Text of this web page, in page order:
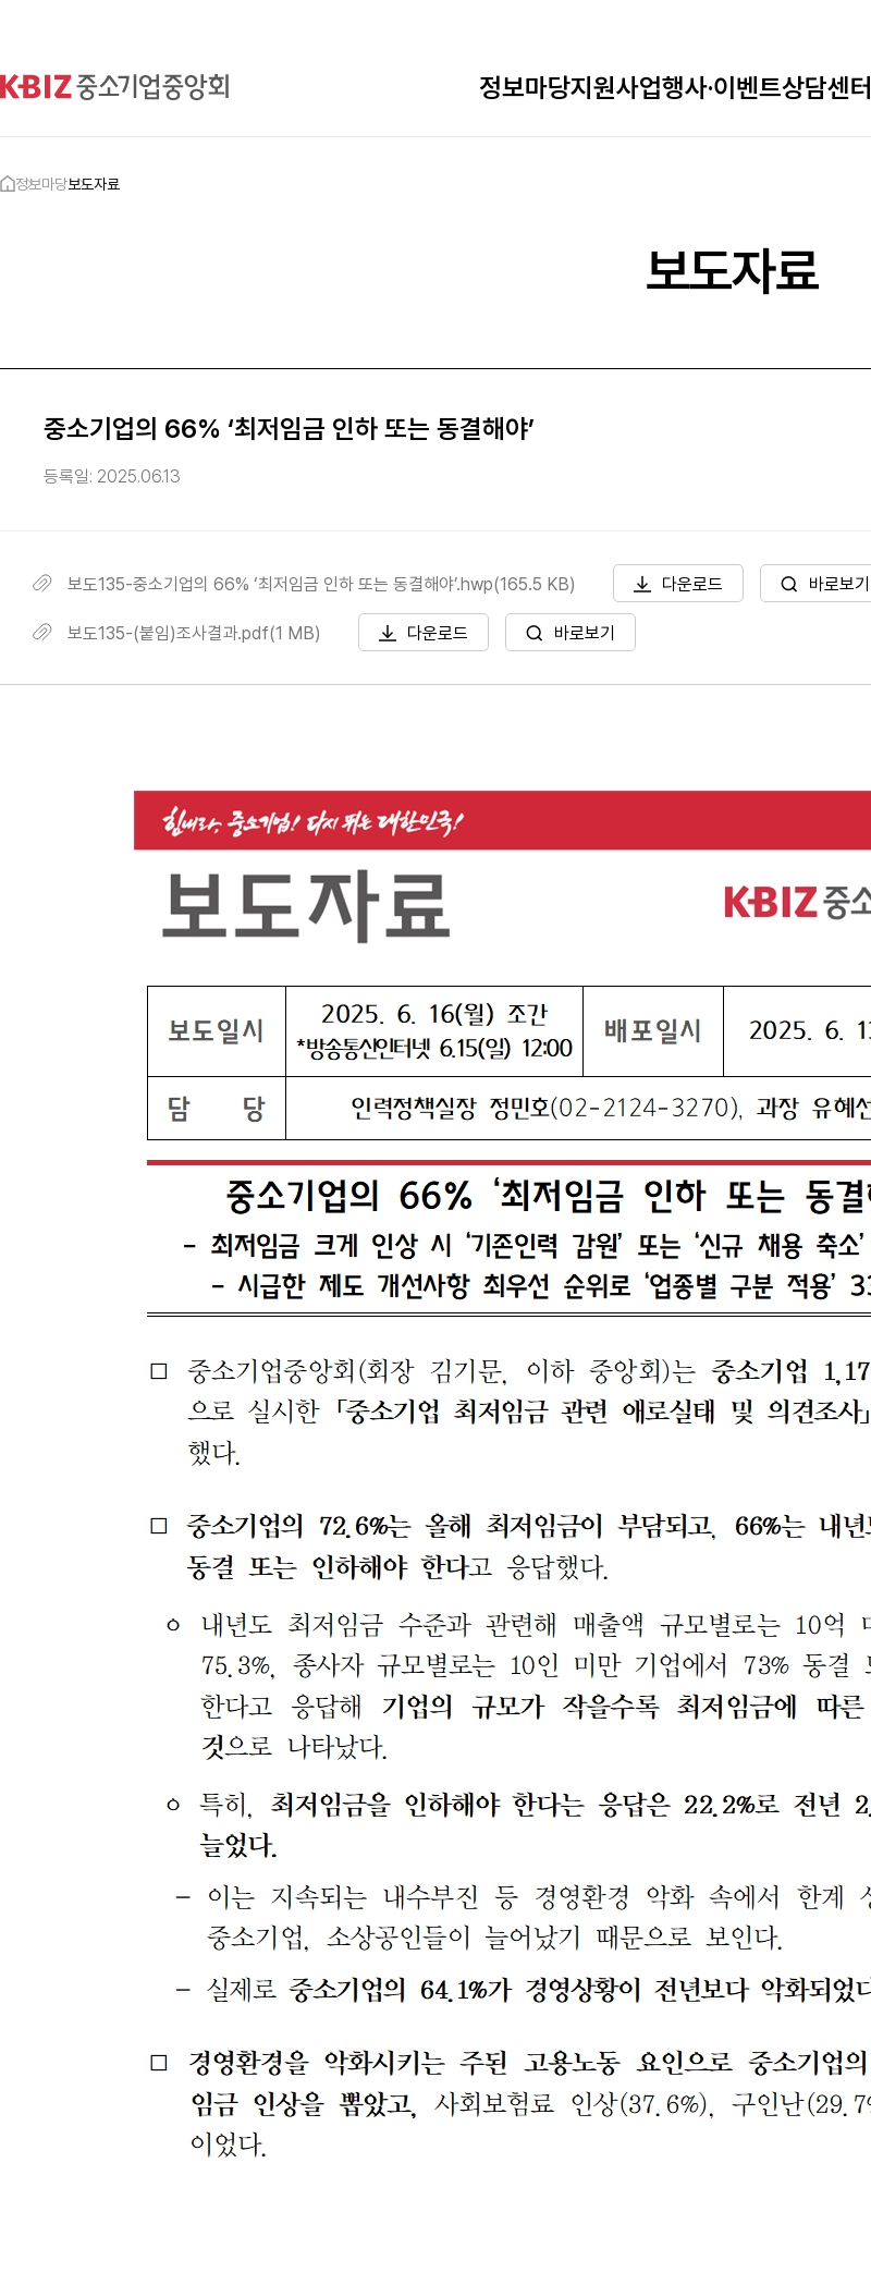
정보마당지원사업행사·이벤트상담센터
정보마당보도자료
보도자료
중소기업의 66% ‘최저임금 인하 또는 동결해야’
등록일: 2025.06.13
보도135-중소기업의 66% ‘최저임금 인하 또는 동결해야’.hwp(165.5 KB) 다운로드 바로보기
보도135-(붙임)조사결과.pdf(1 MB) 다운로드 바로보기